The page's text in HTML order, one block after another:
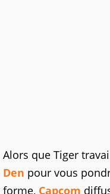
Alors que Tiger
Den pour vous
forme, Capcom